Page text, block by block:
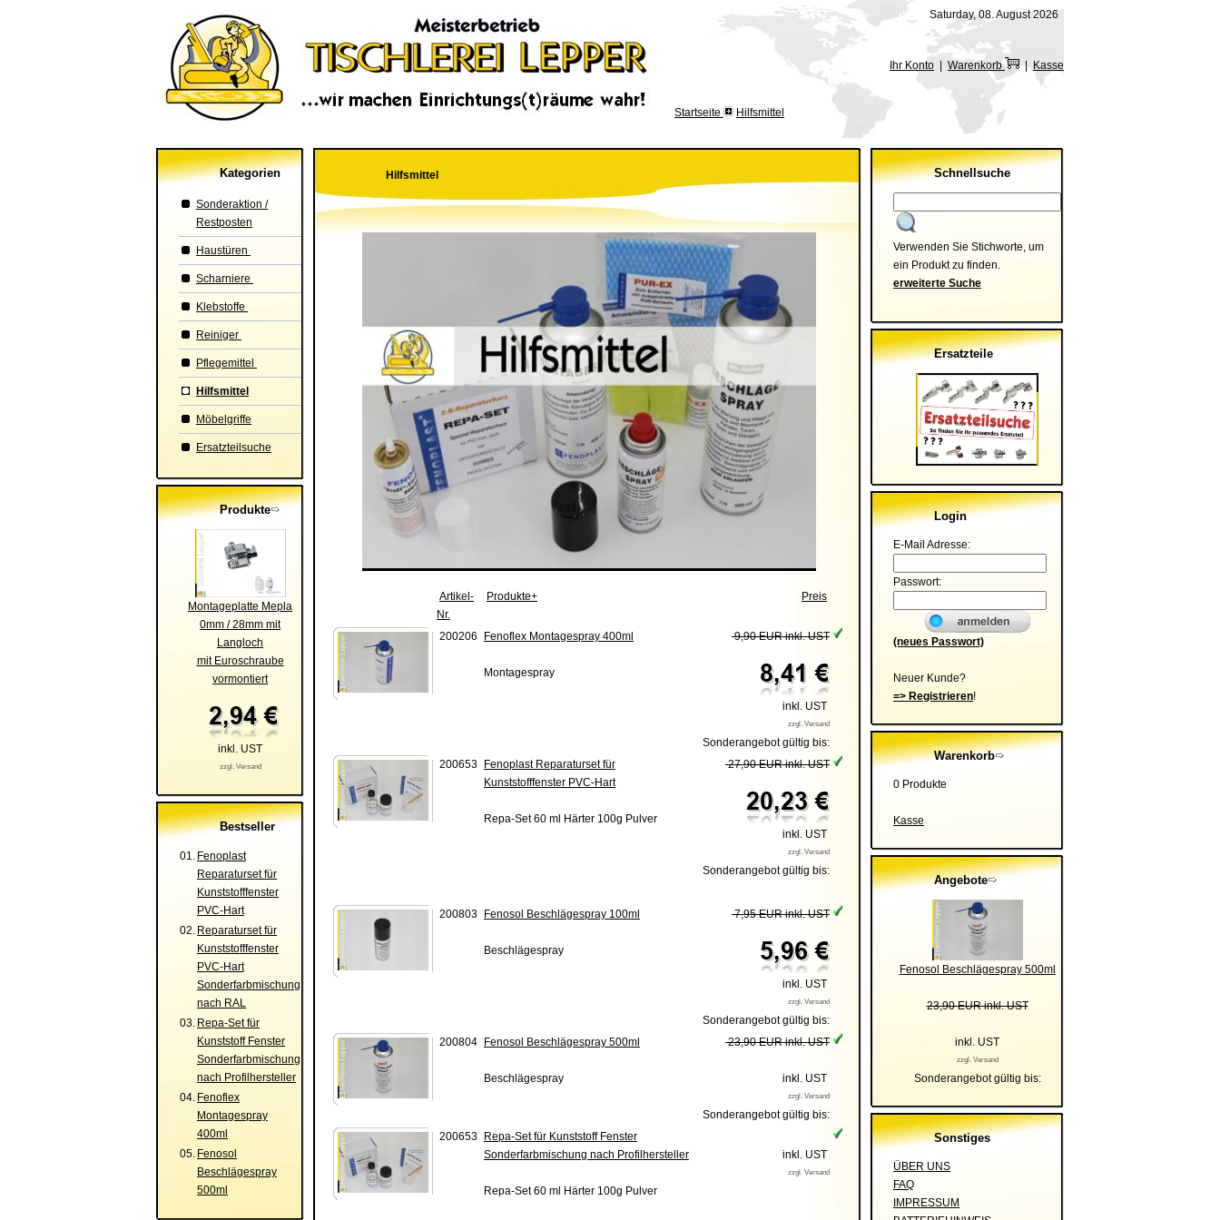
Saturday, 08. August 2026
Ihr Konto Warenkorb | Kasse
Startseite Hilfsmittel
Kategorien
Sonderaktion /
Restposten
Haustüren
Scharniere
Klebstoffe
Reiniger
Pflegemittel
Hilfsmittel
Möbelgriffe
Ersatzteilsuche
Produkte
Montageplatte Mepla
0mm / 28mm mit
Langloch
mit Euroschraube
vormontiert
inkl. UST
zzgl. Versand
Bestseller
01. Fenoplast
Reparaturset für
Kunststofffenster
PVC-Hart
02. Reparaturset für
Kunststofffenster
PVC-Hart
Sonderfarbmischung
nach RAL
03. Repa-Set für
Kunststoff Fenster
Sonderfarbmischung
nach Profilhersteller
04. Fenoflex
Montagespray
400ml
05. Fenosol
Beschlägespray
500ml
Hilfsmittel
Artikel-
Nr.
Produkte+ Preis
200206 Fenoflex Montagespray 400ml
Montagespray
9,90 EUR inkl. UST
inkl. UST
zzgl. Versand
Sonderangebot gültig bis:
200653
Fenoplast Reparaturset für
Kunststofffenster PVC-Hart
Repa-Set 60 ml Härter 100g Pulver
27,90 EUR inkl. UST
inkl. UST
zzgl. Versand
Sonderangebot gültig bis:
200803 Fenosol Beschlägespray 100ml
Beschlägespray
7,95 EUR inkl. UST
inkl. UST
zzgl. Versand
Sonderangebot gültig bis:
200804
Fenosol Beschlägespray 500ml
Beschlägespray
23,90 EUR inkl. UST
inkl. UST
zzgl. Versand
Sonderangebot gültig bis:
200653
Repa-Set für Kunststoff Fenster
Sonderfarbmischung nach Profilhersteller
Repa-Set 60 ml Härter 100g Pulver
inkl. UST
zzgl. Versand
Schnellsuche
Verwenden Sie Stichworte, um
ein Produkt zu finden.
erweiterte Suche
Ersatzteile
Login
E-Mail Adresse:
Passwort:
(neues Passwort)
Neuer Kunde?
=> Registrieren!
Warenkorb
0 Produkte
Kasse
Angebote
Fenosol Beschlägespray 500ml
23,90 EUR inkl. UST
inkl. UST
zzgl. Versand
Sonderangebot gültig bis:
Sonstiges
ÜBER UNS
FAQ
IMPRESSUM